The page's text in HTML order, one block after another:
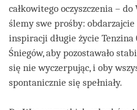
całkowitego oczyszczenia –
ślemy swe prośby:
inspiracji długie życie
Śniegów, aby pozostawało
się nie wyczerpując, i oby
spontanicznie się spełniały.